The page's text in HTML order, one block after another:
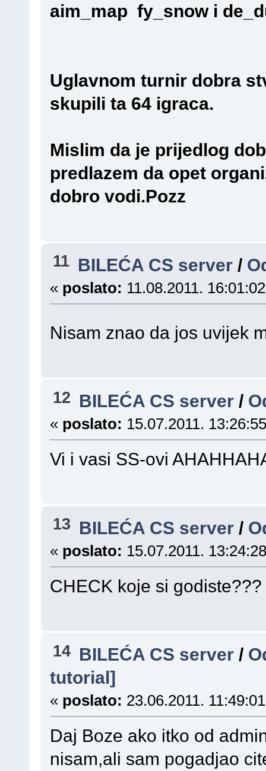
aim_map fy_snow i
Uglavnom turnir dobra
skupili ta 64 igraca.
Mislim da je prijedlog
predlazem da opet
dobro vodi.Pozz
11 BILEĆA CS server /
« poslato: 11.08.2011.
Nisam znao da jos uvijek
12 BILEĆA CS server /
« poslato: 15.07.2011.
Vi i vasi SS-ovi
13 BILEĆA CS server /
« poslato: 15.07.2011.
CHECK koje si godiste???
14 BILEĆA CS server /
tutorial]
« poslato: 23.06.2011.
Daj Boze ako itko od
nisam,ali sam pogadjao